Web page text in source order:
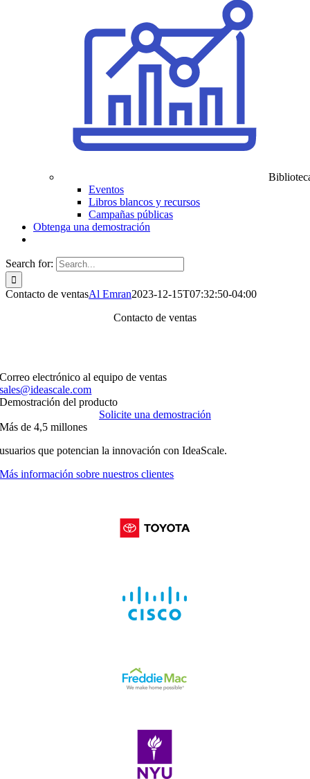
Eventos
Libros blancos y recursos
Campañas públicas
Obtenga una demostración
Search for:
Contacto de ventasAl Emran2023-12-15T07:32:50-04:00
Contacto de ventas
Correo electrónico al equipo de ventas
sales@ideascale.com
Demostración del producto
Solicite una demostración
Más de 4,5 millones
usuarios que potencian la innovación con IdeaScale.
Más información sobre nuestros clientes